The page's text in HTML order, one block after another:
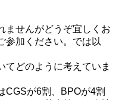
ませんがどうぞ宜しくお
参加ください。では以
どのように考えていま
CGSが6割、BPOが4割